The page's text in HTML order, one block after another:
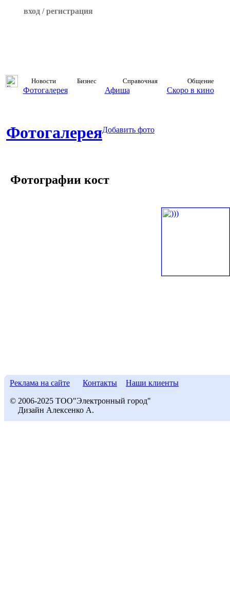
вход / регистрация
Новости Бизнес Справочная Общение
Фотогалерея Афиша Скоро в кино
ФотогалереяДобавить фото
Фотографии кост
Реклама на сайте Контакты Наши клиенты
© 2006-2025 ТОО"Электронный город"
Дизайн Алексенко А.